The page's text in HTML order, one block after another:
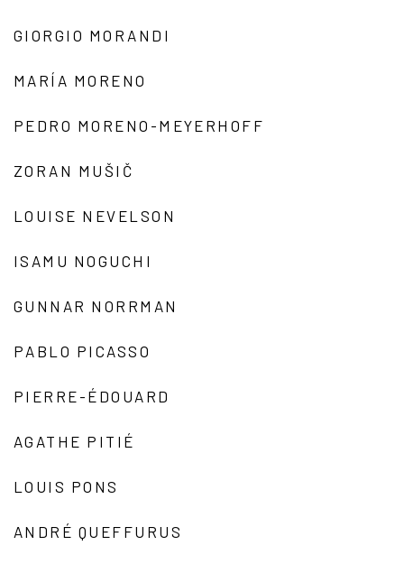
GIORGIO MORANDI
MARÍA MORENO
PEDRO MORENO-MEYERHOFF
ZORAN MUŠIČ
LOUISE NEVELSON
ISAMU NOGUCHI
GUNNAR NORRMAN
PABLO PICASSO
PIERRE-ÉDOUARD
AGATHE PITIÉ
LOUIS PONS
ANDRÉ QUEFFURUS